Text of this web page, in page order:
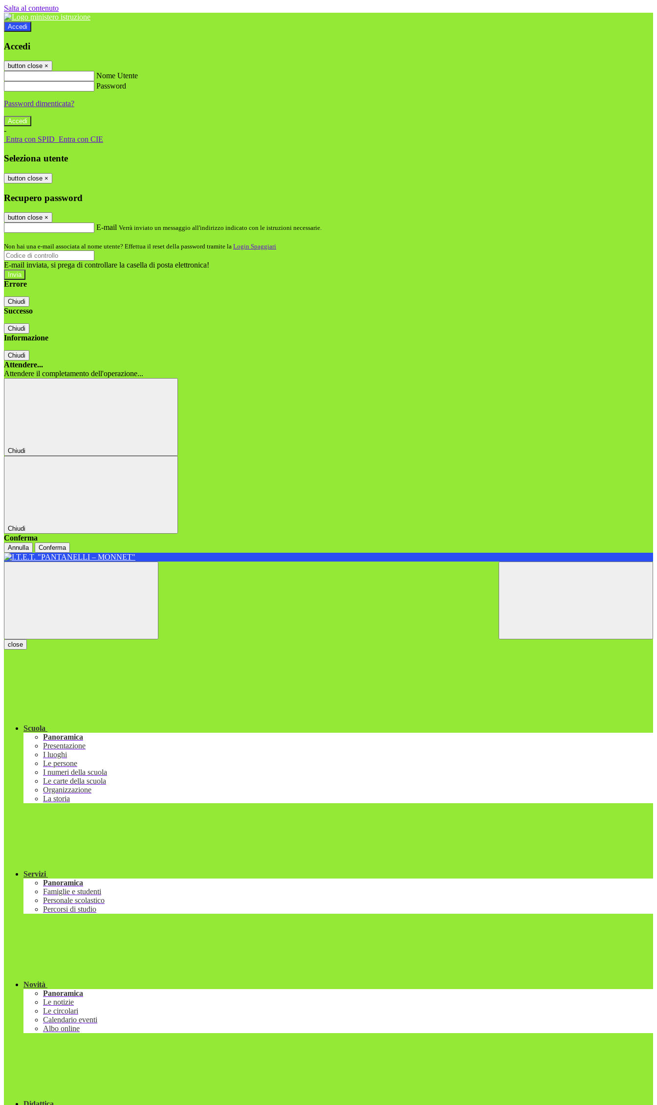
Salta al contenuto
Accedi
Accedi
button close ×
Nome Utente
Password
Password dimenticata?
-
Entra con SPID Entra con CIE
Seleziona utente
button close ×
Recupero password
button close ×
E-mail Verrà inviato un messaggio all'indirizzo indicato con le istruzioni necessarie.
Non hai una e-mail associata al nome utente? Effettua il reset della password tramite la Login Spaggiari
E-mail inviata, si prega di controllare la casella di posta elettronica!
Errore
Chiudi
Successo
Chiudi
Informazione
Chiudi
Attendere...
Attendere il completamento dell'operazione...
Chiudi
Chiudi
Conferma
Annulla Conferma
close
Scuola
Panoramica
Presentazione
I luoghi
Le persone
I numeri della scuola
Le carte della scuola
Organizzazione
La storia
Servizi
Panoramica
Famiglie e studenti
Personale scolastico
Percorsi di studio
Novità
Panoramica
Le notizie
Le circolari
Calendario eventi
Albo online